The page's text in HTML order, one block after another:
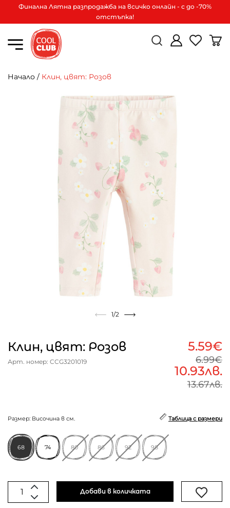
Финална Лятна разпродажба на всичко онлайн - с до -70%
отстъпка!
Начало / Клин, цвят: Розов
1/2
Клин, цвят: Розов
Арт. номер: CCG3201019
5.59€
6.99€
10.93лв.
13.67лв.
Размер: Височина в см. Таблица с размери
68 74 80 86 92 98
Добави в количката